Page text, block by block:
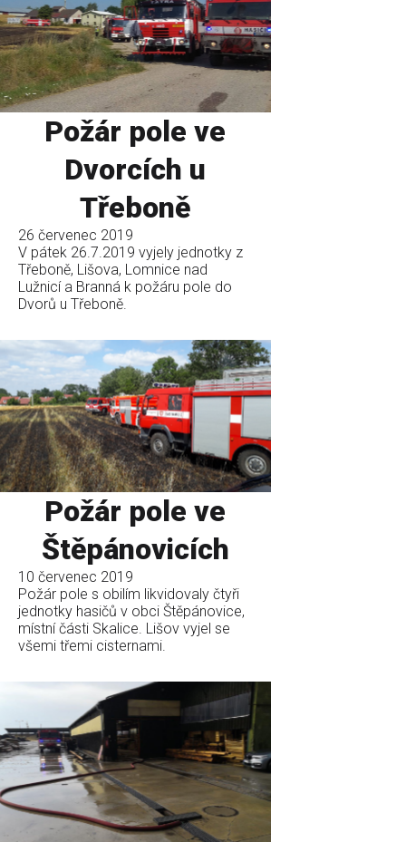
Požár pole ve
Dvorcích u
Třeboně
26 červenec 2019
V pátek 26.7.2019 vyjely jednotky z
Třeboně, Lišova, Lomnice nad
Lužnicí a Branná k požáru pole do
Dvorů u Třeboně.
Požár pole ve
Štěpánovicích
10 červenec 2019
Požár pole s obilím likvidovaly čtyři
jednotky hasičů v obci Štěpánovice,
místní části Skalice. Lišov vyjel se
všemi třemi cisternami.